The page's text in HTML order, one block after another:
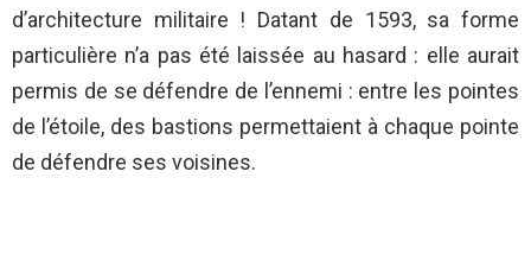
d’architecture militaire ! Datant de 1593, sa forme
particulière n’a pas été laissée au hasard : elle aurait
permis de se défendre de l’ennemi : entre les pointes
de l’étoile, des bastions permettaient à chaque pointe
de défendre ses voisines.